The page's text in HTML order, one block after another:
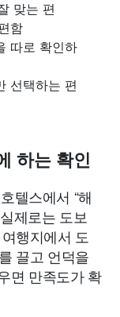
맞는 편
함
따로 확인하
선택하는 편
하는 확인
텔스에서 “해
제로는 도보
행지에서 도
끌고 언덕을
면 만족도가 확